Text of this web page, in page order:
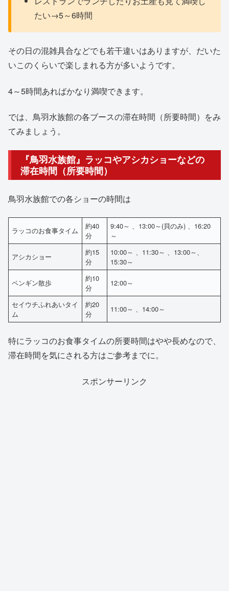
たい→5～6時間
その日の混雑具合などでも若干違いはありますが、だいた
いこのくらいで楽しまれる方が多いようです。
4～5時間あればかなり満喫できます。
では、鳥羽水族館の各ブースの滞在時間（所要時間）をみ
てみましょう。
『鳥羽水族館』ラッコやアシカショーなどの
滞在時間（所要時間）
鳥羽水族館での各ショーの時間は
ラッコのお食事タイム
約40
分
9:40～ 、13:00～(貝のみ) 、16:20
～
アシカショー
約15
分
10:00～ 、11:30～ 、13:00～、
15:30～
ペンギン散歩
約10
分
12:00～
セイウチふれあいタイ
ム
約20
分
11:00～ 、14:00～
特にラッコのお食事タイムの所要時間はやや長めなので、
滞在時間を気にされる方はご参考までに。
スポンサーリンク